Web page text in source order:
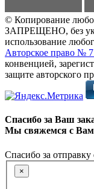
© Копирование
ЗАПРЕЩЕНО, без
использование
Авторское право №
конвенцией,
защите авторского
Спасибо за Ваш
Мы свяжемся с
Спасибо за
×